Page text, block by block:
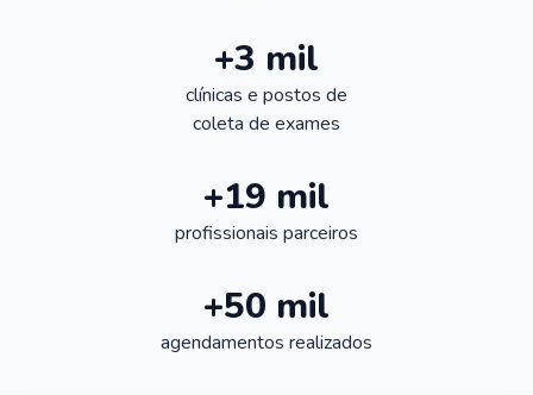
+3 mil
clínicas e postos de
coleta de exames
+19 mil
profissionais parceiros
+50 mil
agendamentos realizados